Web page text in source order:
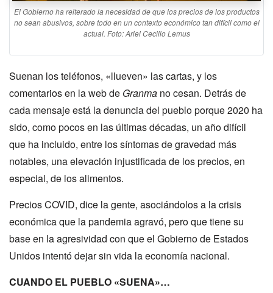
El Gobierno ha reiterado la necesidad de que los precios de los productos
no sean abusivos, sobre todo en un contexto económico tan difícil como el
actual. Foto: Ariel Cecilio Lemus
Suenan los teléfonos, «llueven» las cartas, y los
comentarios en la web de Granma no cesan. Detrás de
cada mensaje está la denuncia del pueblo porque 2020 ha
sido, como pocos en las últimas décadas, un año difícil
que ha incluido, entre los síntomas de gravedad más
notables, una elevación injustificada de los precios, en
especial, de los alimentos.
Precios COVID, dice la gente, asociándolos a la crisis
económica que la pandemia agravó, pero que tiene su
base en la agresividad con que el Gobierno de Estados
Unidos intentó dejar sin vida la economía nacional.
CUANDO EL PUEBLO «SUENA»…